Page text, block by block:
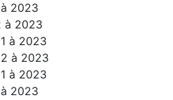
2023
à 2023
à 2023
à 2023
à 2023
2023